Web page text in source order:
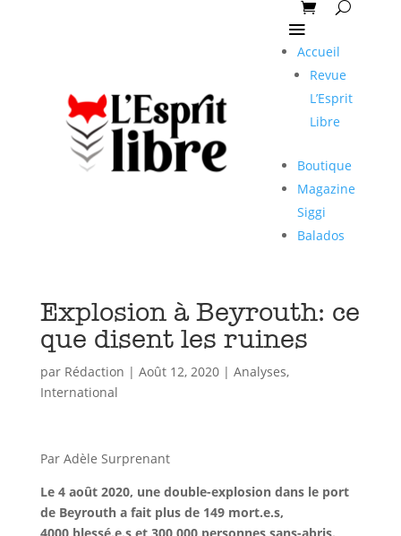
Accueil
Revue
L’Esprit
Libre
Boutique
Magazine
Siggi
Balados
Explosion à Beyrouth: ce
que disent les ruines
par Rédaction | Août 12, 2020| Analyses,
International
Par Adèle Surprenant
Le 4 août 2020, une double-explosion dans le port
de Beyrouth a fait plus de 149 mort.e.s,